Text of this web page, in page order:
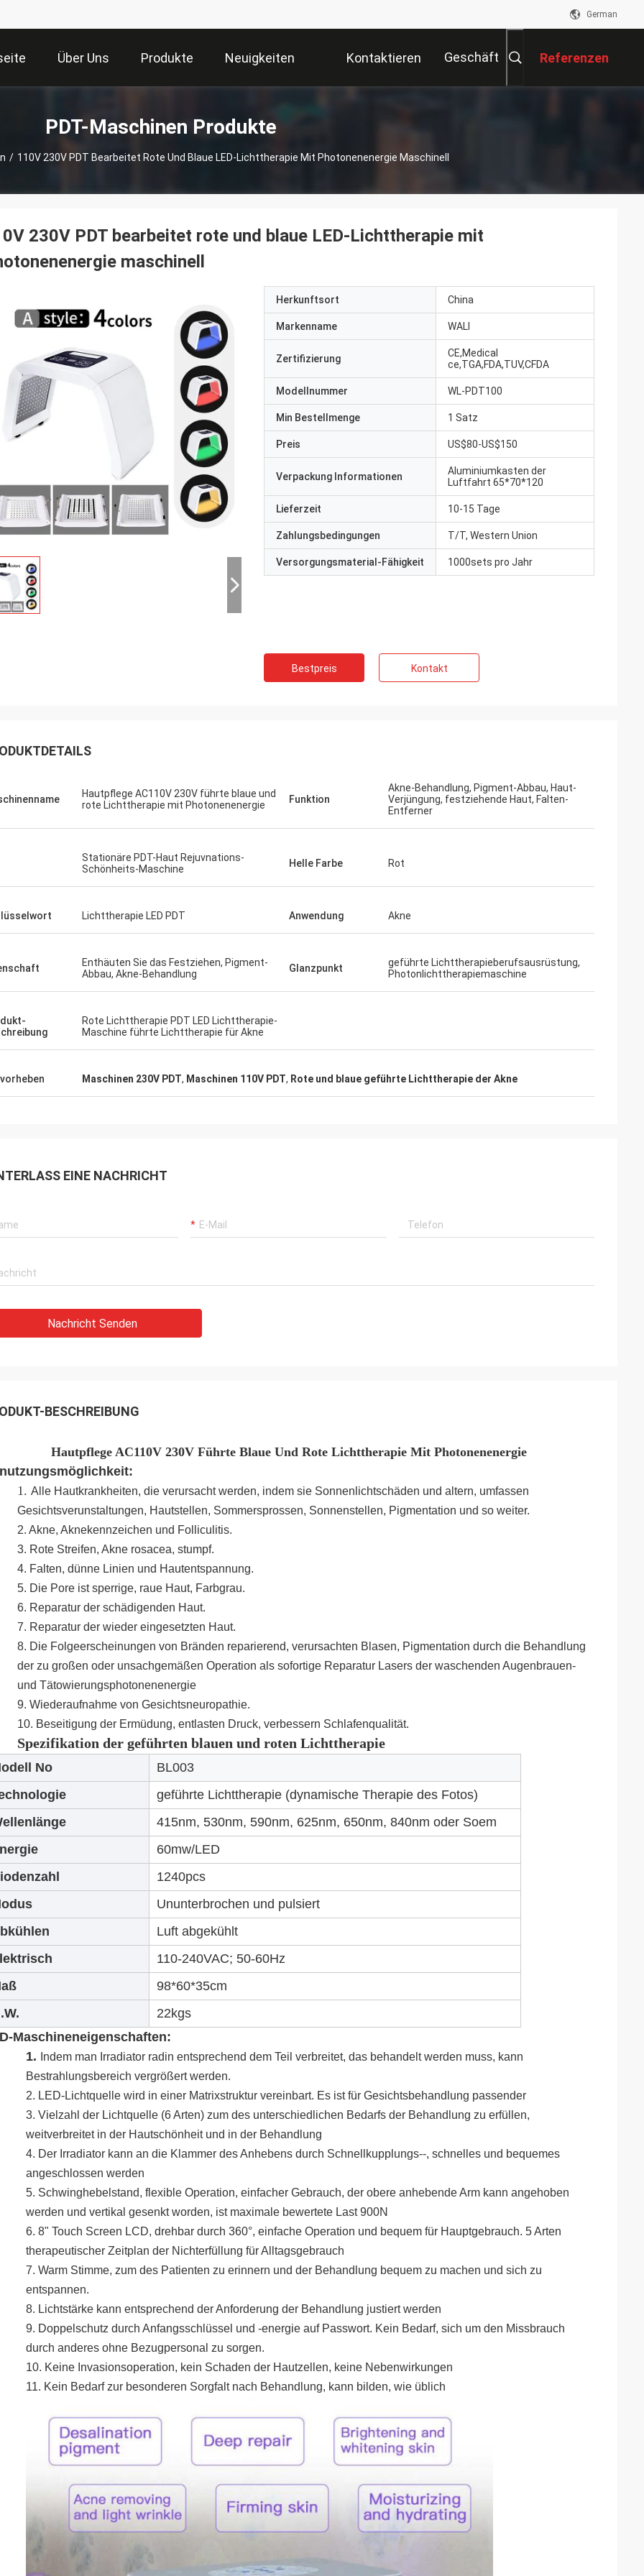
German
Über Uns Produkte Neuigkeiten Kontaktieren Geschäft Referenzen
PDT-Maschinen Produkte
/ 110V 230V PDT Bearbeitet Rote Und Blaue LED-Lichttherapie Mit Photonenenergie Maschinell
230V PDT bearbeitet rote und blaue LED-Lichttherapie mit
maschinell
Herkunftsort China
Markenname WALI
Zertifizierung
CE,Medical
ce,TGA,FDA,TUV,CFDA
Modellnummer WL-PDT100
Min Bestellmenge 1 Satz
Preis US$80-US$150
Verpackung Informationen
Aluminiumkasten der
Luftfahrt 65*70*120
Lieferzeit 10-15 Tage
Zahlungsbedingungen T/T, Western Union
Versorgungsmaterial-Fähigkeit 1000sets pro Jahr
Bestpreis Kontakt
Hautpflege AC110V 230V führte blaue und
rote Lichttherapie mit Photonenenergie
Funktion
Akne-Behandlung, Pigment-Abbau, Haut-
Verjüngung, festziehende Haut, Falten-
Entferner
Stationäre PDT-Haut Rejuvnations-
Schönheits-Maschine
Helle Farbe Rot
Lichttherapie LED PDT Anwendung Akne
Enthäuten Sie das Festziehen, Pigment-
Abbau, Akne-Behandlung
Glanzpunkt
geführte Lichttherapieberufsausrüstung,
Photonlichttherapiemaschine
Rote Lichttherapie PDT LED Lichttherapie-
Maschine führte Lichttherapie für Akne
Maschinen 230V PDT, Maschinen 110V PDT, Rote und blaue geführte Lichttherapie der Akne
EINE NACHRICHT
Nachricht Senden
BESCHREIBUNG
Hautpflege AC110V 230V Führte Blaue Und Rote Lichttherapie Mit Photonenenergie
1. Alle Hautkrankheiten, die verursacht werden, indem sie Sonnenlichtschäden und altern, umfassen
Gesichtsverunstaltungen, Hautstellen, Sommersprossen, Sonnenstellen, Pigmentation und so weiter.
2. Akne, Aknekennzeichen und Folliculitis.
3. Rote Streifen, Akne rosacea, stumpf.
4. Falten, dünne Linien und Hautentspannung.
5. Die Pore ist sperrige, raue Haut, Farbgrau.
6. Reparatur der schädigenden Haut.
7. Reparatur der wieder eingesetzten Haut.
8. Die Folgeerscheinungen von Bränden reparierend, verursachten Blasen, Pigmentation durch die Behandlung
der zu großen oder unsachgemäßen Operation als sofortige Reparatur Lasers der waschenden Augenbrauen-
und Tätowierungsphotonenenergie
9. Wiederaufnahme von Gesichtsneuropathie.
10. Beseitigung der Ermüdung, entlasten Druck, verbessern Schlafenqualität.
Spezifikation der geführten blauen und roten Lichttherapie
No
BL003
geführte Lichttherapie (dynamische Therapie des Fotos)
415nm, 530nm, 590nm, 625nm, 650nm, 840nm oder Soem
60mw/LED
1240pcs
Ununterbrochen und pulsiert
Luft abgekühlt
110-240VAC; 50-60Hz
98*60*35cm
22kgs
Maschineneigenschaften:
1.
Indem man Irradiator radin entsprechend dem Teil verbreitet, das behandelt werden muss, kann
Bestrahlungsbereich vergrößert werden.
2. LED-Lichtquelle wird in einer Matrixstruktur vereinbart. Es ist für Gesichtsbehandlung passender
3. Vielzahl der Lichtquelle (6 Arten) zum des unterschiedlichen Bedarfs der Behandlung zu erfüllen,
weitverbreitet in der Hautschönheit und in der Behandlung
4. Der Irradiator kann an die Klammer des Anhebens durch Schnellkupplungs--, schnelles und bequemes
angeschlossen werden
5. Schwinghebelstand, flexible Operation, einfacher Gebrauch, der obere anhebende Arm kann angehoben
werden und vertikal gesenkt worden, ist maximale bewertete Last 900N
6. 8" Touch Screen LCD, drehbar durch 360°, einfache Operation und bequem für Hauptgebrauch. 5 Arten
therapeutischer Zeitplan der Nichterfüllung für Alltagsgebrauch
7. Warm Stimme, zum des Patienten zu erinnern und der Behandlung bequem zu machen und sich zu
entspannen.
8. Lichtstärke kann entsprechend der Anforderung der Behandlung justiert werden
9. Doppelschutz durch Anfangsschlüssel und -energie auf Passwort. Kein Bedarf, sich um den Missbrauch
durch anderes ohne Bezugpersonal zu sorgen.
10. Keine Invasionsoperation, kein Schaden der Hautzellen, keine Nebenwirkungen
11. Kein Bedarf zur besonderen Sorgfalt nach Behandlung, kann bilden, wie üblich